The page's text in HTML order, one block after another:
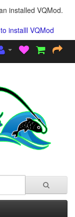
installed VQMod.
installl VQMod